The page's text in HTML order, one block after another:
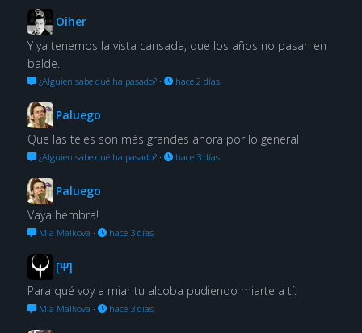
Oiher
Y ya tenemos la vista cansada, que los años no pasan en
balde.
¿Alguien sabe qué ha pasado?· hace 2 días
Paluego
Que las teles son más grandes ahora por lo general
¿Alguien sabe qué ha pasado?· hace 3 días
Paluego
Vaya hembra!
Mia Malkova · hace 3 días
[Ψ]
Para qué voy a miar tu alcoba pudiendo miarte a tí.
Mia Malkova · hace 3 días